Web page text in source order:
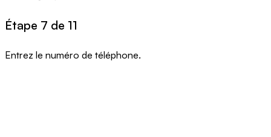
Étape 7 de 11
Entrez le numéro de téléphone.